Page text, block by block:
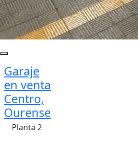
Garaje
en venta
Centro,
Ourense
Planta 2